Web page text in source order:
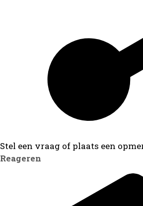
Stel een vraag of plaats een
Reageren